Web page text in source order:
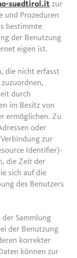
suedtirol.it zur
und Prozeduren
bestimmte
der Benutzung
eigen ist.
die nicht erfasst
durch
im Besitz von
ermöglichen. Zu
oder
zur
Identifier)-
die Zeit der
sich auf die
des Benutzers
Sammlung
der Benutzung
korrekter
können zur